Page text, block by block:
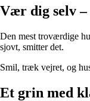
Vær dig selv
Den mest troværdige
sjovt, smitter det.
Smil, træk vejret, og
Et grin med